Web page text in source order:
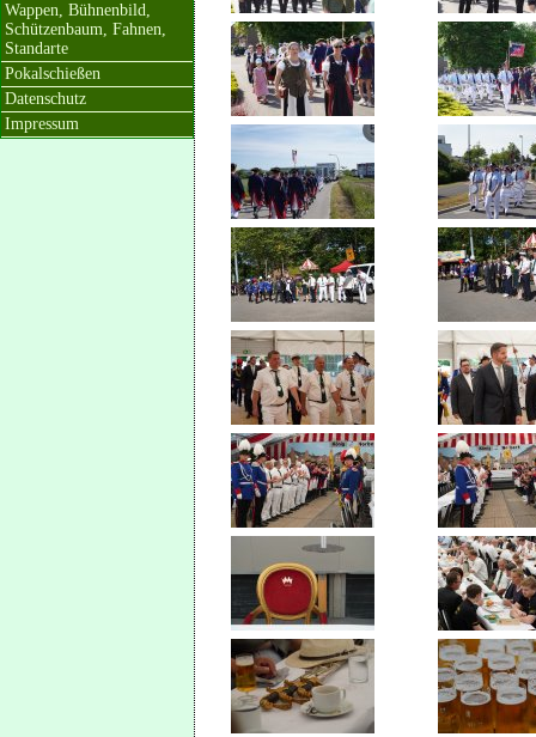
Wappen, Bühnenbild,
Schützenbaum, Fahnen,
Standarte
Pokalschießen
Datenschutz
Impressum